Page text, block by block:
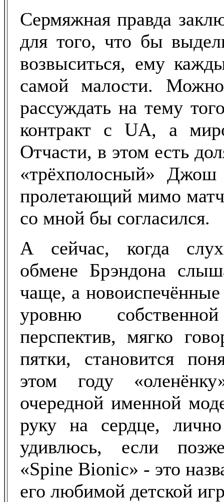
Сермяжная правда
для того, что бы
возвыситься, ему
самой малости.
рассуждать на тему
контракт с UA, а
Отчасти, в этом есть
«трёхполосный» Джош
пролетающий мимо
со мной бы согласился.
А сейчас, когда
обмене Брэндона
чаще, а
уровню
перспектив, мягко
пятки, становится
этом году
очередной именной
руку на сердце,
удивлюсь, если
«Spine Bionic» - это
его любимой детской